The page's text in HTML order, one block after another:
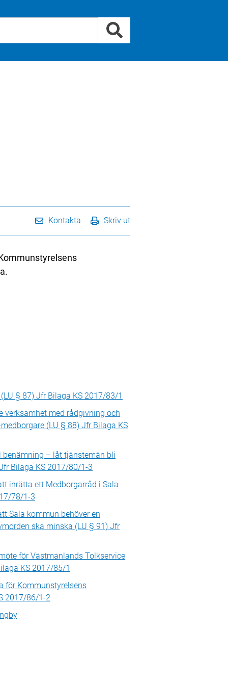
Kontakta Skriv ut
§ 87) Jfr Bilaga KS 2017/83/1
verksamhet med rådgivning och
(LU § 88) Jfr Bilaga KS
– låt tjänstemän bli
Bilaga KS 2017/80/1-3
inrätta ett Medborgarråd i Sala
78/1-3
Sala kommun behöver en
ska minska (LU § 91) Jfr
för Västmanlands Tolkservice
KS 2017/85/1
för Kommunstyrelsens
2017/86/1-2